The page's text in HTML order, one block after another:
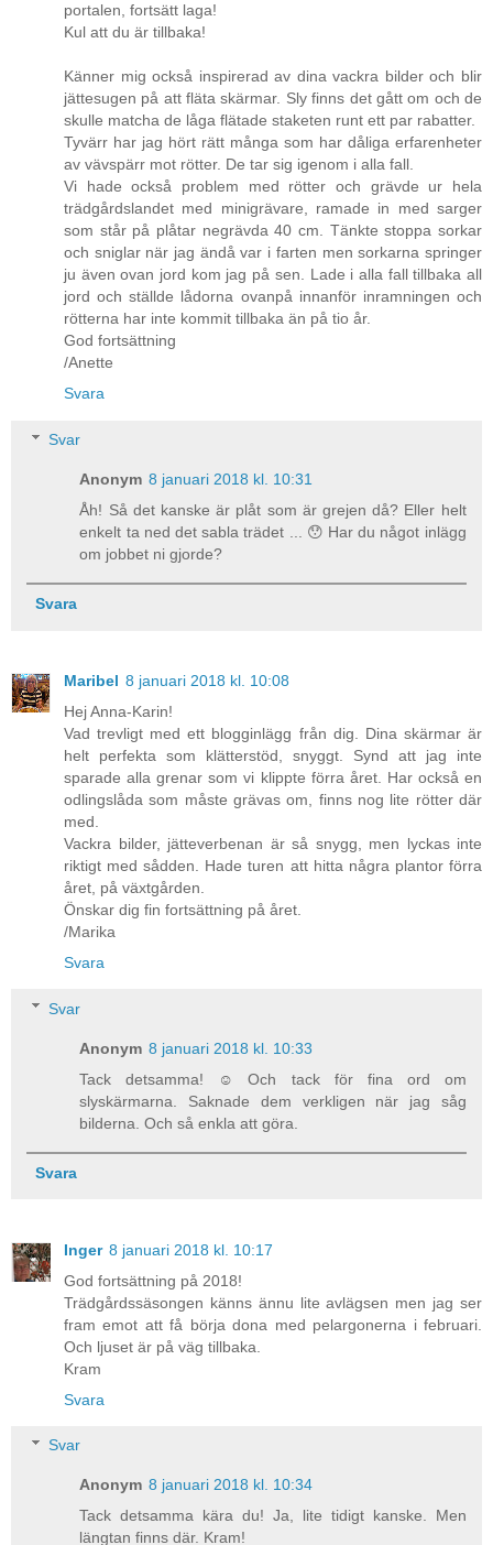
portalen, fortsätt laga!
Kul att du är tillbaka!
Känner mig också inspirerad av dina vackra bilder och blir
jättesugen på att fläta skärmar. Sly finns det gått om och de
skulle matcha de låga flätade staketen runt ett par rabatter.
Tyvärr har jag hört rätt många som har dåliga erfarenheter
av vävspärr mot rötter. De tar sig igenom i alla fall.
Vi hade också problem med rötter och grävde ur hela
trädgårdslandet med minigrävare, ramade in med sarger
som står på plåtar negrävda 40 cm. Tänkte stoppa sorkar
och sniglar när jag ändå var i farten men sorkarna springer
ju även ovan jord kom jag på sen. Lade i alla fall tillbaka all
jord och ställde lådorna ovanpå innanför inramningen och
rötterna har inte kommit tillbaka än på tio år.
God fortsättning
/Anette
Svara
Svar
Anonym 8 januari 2018 kl. 10:31
Åh! Så det kanske är plåt som är grejen då? Eller helt
enkelt ta ned det sabla trädet ... 😯 Har du något inlägg
om jobbet ni gjorde?
Svara
Maribel 8 januari 2018 kl. 10:08
Hej Anna-Karin!
Vad trevligt med ett blogginlägg från dig. Dina skärmar är
helt perfekta som klätterstöd, snyggt. Synd att jag inte
sparade alla grenar som vi klippte förra året. Har också en
odlingslåda som måste grävas om, finns nog lite rötter där
med.
Vackra bilder, jätteverbenan är så snygg, men lyckas inte
riktigt med sådden. Hade turen att hitta några plantor förra
året, på växtgården.
Önskar dig fin fortsättning på året.
/Marika
Svara
Svar
Anonym 8 januari 2018 kl. 10:33
Tack detsamma! ☺ Och tack för fina ord om
slyskärmarna. Saknade dem verkligen när jag såg
bilderna. Och så enkla att göra.
Svara
Inger 8 januari 2018 kl. 10:17
God fortsättning på 2018!
Trädgårdssäsongen känns ännu lite avlägsen men jag ser
fram emot att få börja dona med pelargonerna i februari.
Och ljuset är på väg tillbaka.
Kram
Svara
Svar
Anonym 8 januari 2018 kl. 10:34
Tack detsamma kära du! Ja, lite tidigt kanske. Men
längtan finns där. Kram!